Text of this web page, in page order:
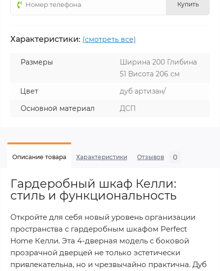
Купить
Характеристики: (смотреть все)
Размеры
Ширина 200 Глибина
51 Висота 206 см
Цвет
дуб артизан/
Основной материал
ДСП
Описание товара Характеристики Отзывов 0
Гардеробный шкаф Келли:
стиль и функциональность
Откройте для себя новый уровень организации
пространства с гардеробным шкафом Perfect
Home Келли. Эта 4-дверная модель с боковой
прозрачной дверцей не только эстетически
привлекательна, но и чрезвычайно практична. Дуб